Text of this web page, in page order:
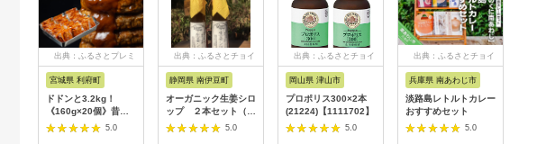
出典：ふるさとプレミ
アム
宮城県 利府町
ドドンと3.2kg！
《160g×20個》昔懐
かしいデミグラスソー
スハンバーグ 肉 洋食
5.0
出典：ふるさとチョイ
ス
静岡県 南伊豆町
オーガニック生姜シロ
ップ ２本セット（プ
レーン） 【 生姜 健
康 ジンジャーシロッ
5.0
出典：ふるさとチョイ
ス
岡山県 津山市
プロポリス300×2本
(21224)【1111702】
5.0
出典：ふるさとチョイ
ス
兵庫県 南あわじ市
淡路島レトルトカレー
おすすめセット
5.0